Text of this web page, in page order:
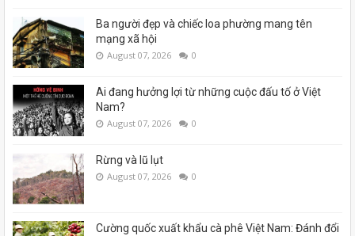
Ba người đẹp và chiếc loa phường mang tên
mạng xã hội
August 07, 2026 0
Ai đang hưởng lợi từ những cuộc đấu tố ở Việt
Nam?
August 07, 2026 0
Rừng và lũ lụt
August 07, 2026 0
Cường quốc xuất khẩu cà phê Việt Nam: Đánh đổi